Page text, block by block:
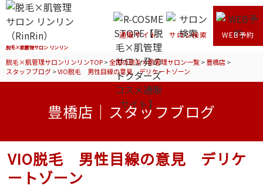
脱毛×肌管理サロン リンリン
通販サイト サロン検索 WEB予約
脱毛×肌管理サロンリンリンTOP>全国の脱毛×肌管理サロン一覧>豊橋店>
スタッフブログ>VIO脱毛 男性目線の意見 デリケートゾーン
豊橋店｜スタッフブログ
VIO脱毛 男性目線の意見 デリケ
ートゾーン